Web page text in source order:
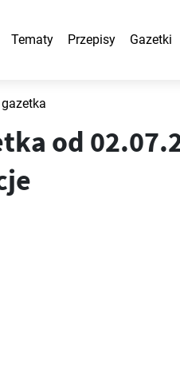
Tematy Przepisy Gazetki
od